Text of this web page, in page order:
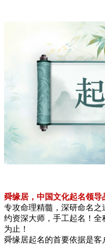
舜缘居，中国文化起名领导
专攻命理精髓，深研命名
约资深大师，手工起名！
为止！
舜缘居起名的首要依据是